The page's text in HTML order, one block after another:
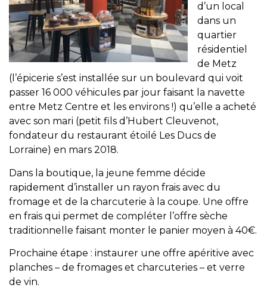
d’un local
dans un
quartier
résidentiel
de Metz
(l’épicerie s’est installée sur un boulevard qui voit
passer 16 000 véhicules par jour faisant la navette
entre Metz Centre et les environs !) qu’elle a acheté
avec son mari (petit fils d’Hubert Cleuvenot,
fondateur du restaurant étoilé Les Ducs de
Lorraine) en mars 2018.
Dans la boutique, la jeune femme décide
rapidement d’installer un rayon frais avec du
fromage et de la charcuterie à la coupe. Une offre
en frais qui permet de compléter l’offre sèche
traditionnelle faisant monter le panier moyen à 40€.
Prochaine étape : instaurer une offre apéritive avec
planches – de fromages et charcuteries – et verre
de vin.